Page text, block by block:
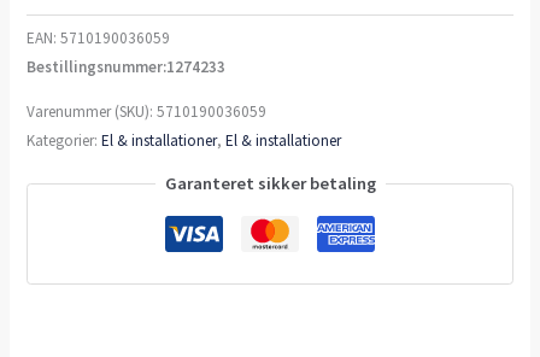
EAN:5710190036059
Bestillingsnummer:1274233
Varenummer (SKU):5710190036059
Kategorier:El & installationer,El & installationer
Garanteret sikker betaling